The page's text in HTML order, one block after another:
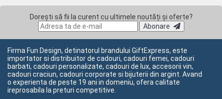
Dorești să fii la curent cu ultimele noutăți și oferte?
Abonare
Firma Fun Design, detinatorul brandului GiftExpress, este
importator si distribuitor de cadouri, cadouri femei, cadouri
barbati, cadouri personalizate, cadouri de lux, accesorii vin,
cadouri craciun, cadouri corporate si bijuterii din argint. Avand
o experienta de peste 19 ani in domeniu, ofera calitate
ireprosabila la preturi competitive.